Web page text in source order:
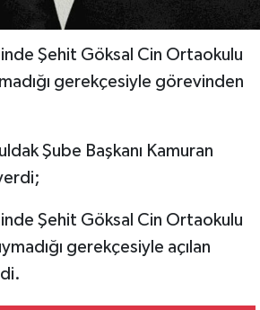
Şehit Göksal Cin Ortaokulu
gerekçesiyle görevinden
Şube Başkanı Kamuran
Şehit Göksal Cin Ortaokulu
gerekçesiyle açılan